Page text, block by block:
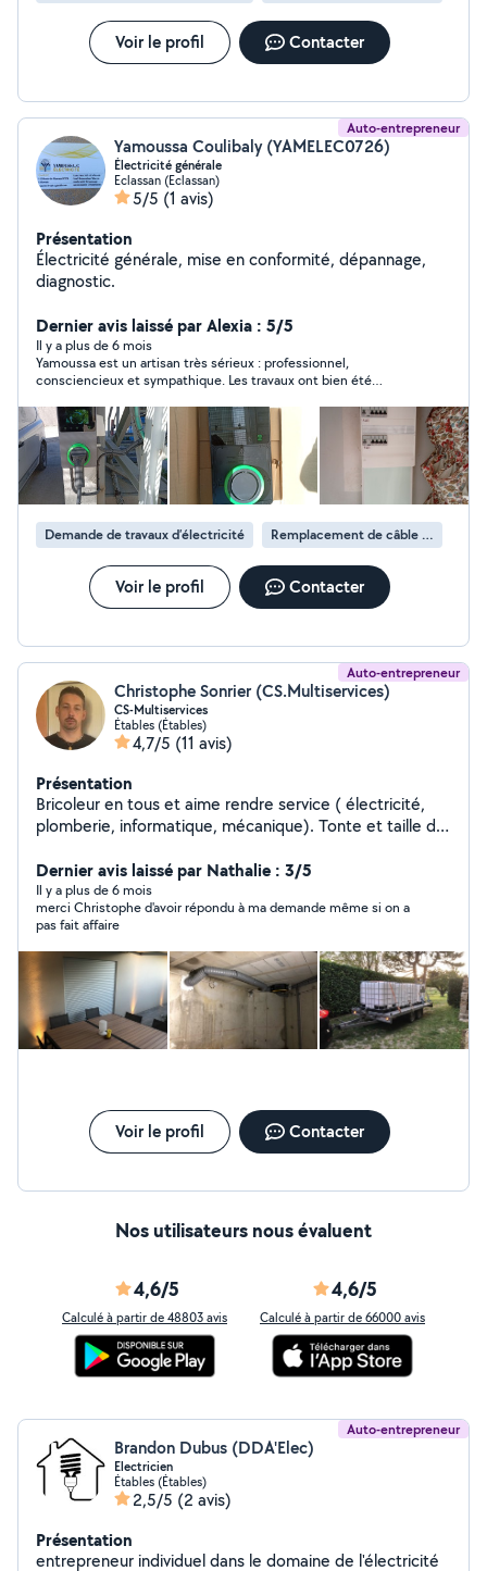
Voir le profil Contacter
Auto-entrepreneur
Yamoussa Coulibaly (YAMELEC0726)
Électricité générale
Eclassan (Eclassan)
5/5 (1 avis)
Présentation
Électricité générale, mise en conformité, dépannage,
diagnostic.
Dernier avis laissé par Alexia : 5/5
Il y a plus de 6 mois
Yamoussa est un artisan très sérieux : professionnel,
consciencieux et sympathique. Les travaux ont bien été
Demande de travaux d’électricité Remplacement de câble électrique
Voir le profil Contacter
Auto-entrepreneur
Christophe Sonrier (CS.Multiservices)
CS-Multiservices
Étables (Étables)
4,7/5 (11 avis)
Présentation
Bricoleur en tous et aime rendre service ( électricité,
plomberie, informatique, mécanique). Tonte et taille de
grosse avec chauffeur.
Dernier avis laissé par Nathalie : 3/5
Il y a plus de 6 mois
merci Christophe d'avoir répondu à ma demande même si on a
pas fait affaire
Voir le profil Contacter
Nos utilisateurs nous évaluent
4,6/5
Calculé à partir de 48803 avis
4,6/5
Calculé à partir de 66000 avis
Auto-entrepreneur
Brandon Dubus (DDA'Elec)
Electricien
Étables (Étables)
2,5/5 (2 avis)
Présentation
entrepreneur individuel dans le domaine de l'électricité